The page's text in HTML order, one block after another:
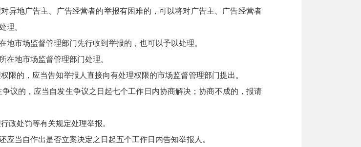
异地广告主、广告经营者的举报有困难的，可以将对广告主、广告经营者
理。
市场监督管理部门先行收到举报的，也可以予以处理。
地市场监督管理部门处理。
限的，应当告知举报人直接向有处理权限的市场监督管理部门提出。
议的，应当自发生争议之日起七个工作日内协商解决；协商不成的，报请
政处罚等有关规定处理举报。
当自作出是否立案决定之日起五个工作日内告知举报人。